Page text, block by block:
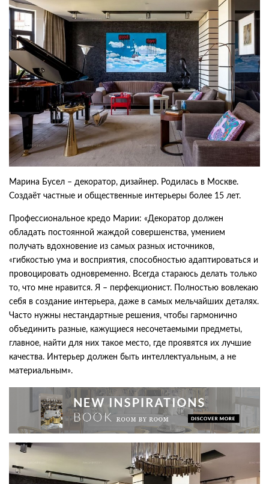
Марина Бусел – декоратор, дизайнер. Родилась в Москве.
Создаёт частные и общественные интерьеры более 15 лет.
Профессиональное кредо Марии: «Декоратор должен
обладать постоянной жаждой совершенства, умением
получать вдохновение из самых разных источников,
«гибкостью ума и восприятия, способностью адаптироваться и
провоцировать одновременно. Всегда стараюсь делать только
то, что мне нравится. Я – перфекционист. Полностью вовлекаю
себя в создание интерьера, даже в самых мельчайших деталях.
Часто нужны нестандартные решения, чтобы гармонично
объединить разные, кажущиеся несочетаемыми предметы,
главное, найти для них такое место, где проявятся их лучшие
качества. Интерьер должен быть интеллектуальным, а не
материальным».